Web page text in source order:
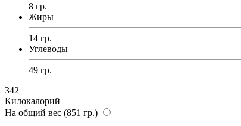
8 гр.
Жиры
14 гр.
Углеводы
49 гр.
342
Килокалорий
На общий вес (851 гр.)